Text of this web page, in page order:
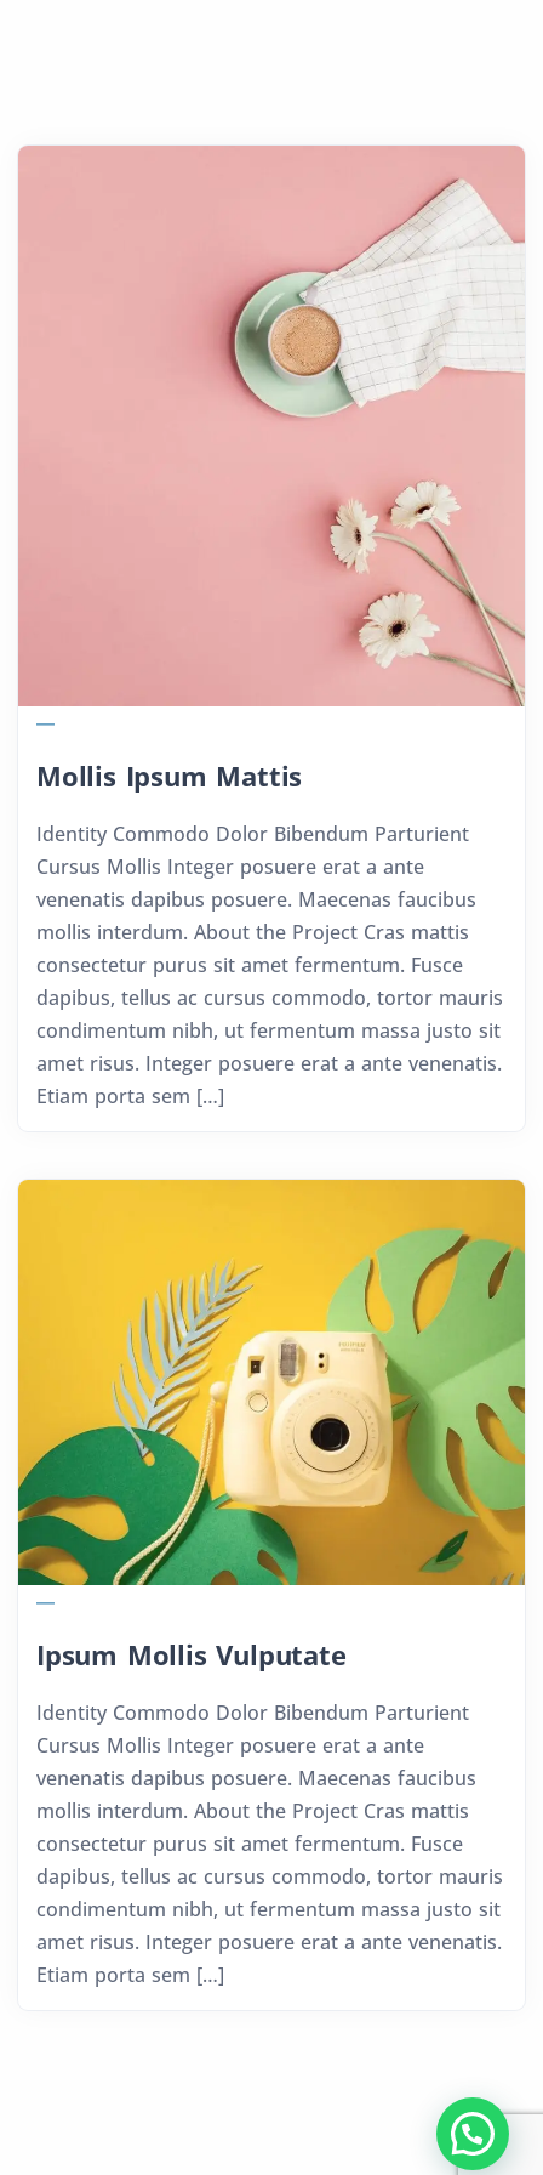
Mollis Ipsum Mattis
Identity Commodo Dolor Bibendum Parturient
Cursus Mollis Integer posuere erat a ante
venenatis dapibus posuere. Maecenas faucibus
mollis interdum. About the Project Cras mattis
consectetur purus sit amet fermentum. Fusce
dapibus, tellus ac cursus commodo, tortor mauris
condimentum nibh, ut fermentum massa justo sit
amet risus. Integer posuere erat a ante venenatis.
Etiam porta sem […]
Ipsum Mollis Vulputate
Identity Commodo Dolor Bibendum Parturient
Cursus Mollis Integer posuere erat a ante
venenatis dapibus posuere. Maecenas faucibus
mollis interdum. About the Project Cras mattis
consectetur purus sit amet fermentum. Fusce
dapibus, tellus ac cursus commodo, tortor mauris
condimentum nibh, ut fermentum massa justo sit
amet risus. Integer posuere erat a ante venenatis.
Etiam porta sem […]